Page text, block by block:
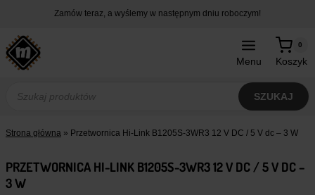
treści
Zamów teraz, a wyślemy w następnym dniu roboczym!
Menu Koszyk
0
produktów
SZUKAJ
Strona główna » Przetwornica Hi-Link B1205S-3WR3 12 V DC / 5 V dc – 3 W
PRZETWORNICA HI-LINK B1205S-3WR3 12 V DC / 5 V DC –
3 W